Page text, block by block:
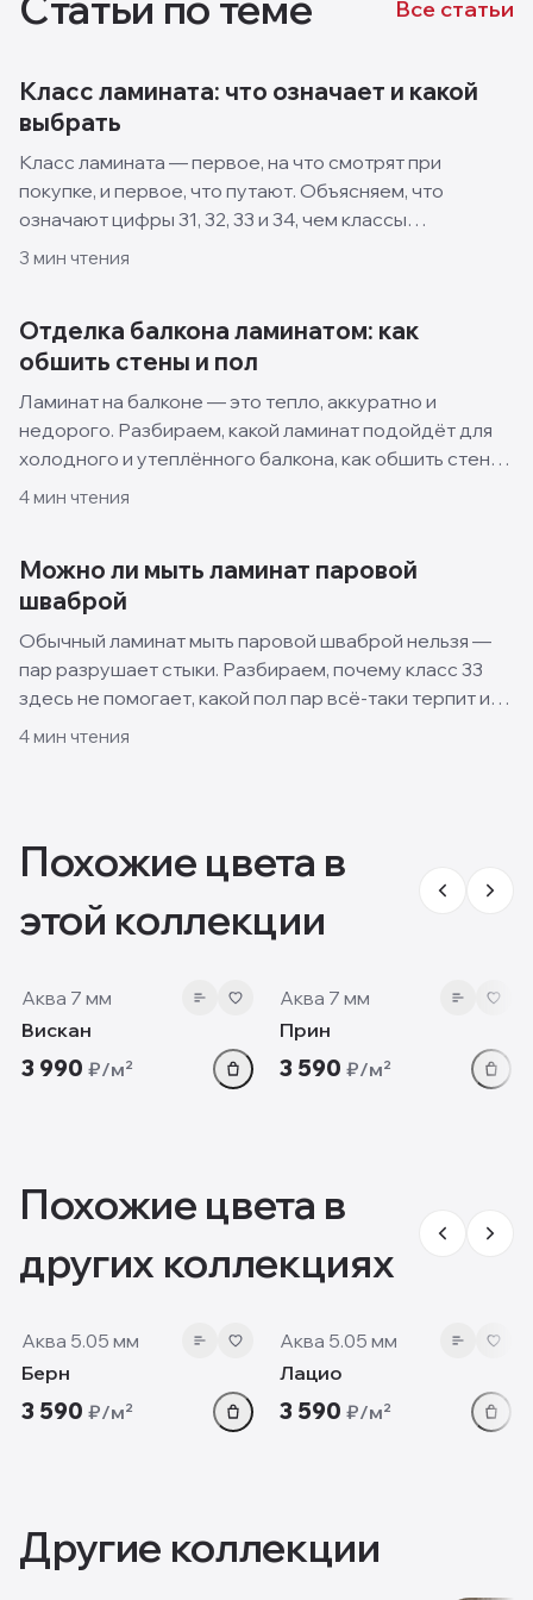
Все статьи
Класс ламината: что означает и какой
выбрать
Класс ламината — первое, на что смотрят при
покупке, и первое, что путают. Объясняем, что
означают цифры 31, 32, 33 и 34, чем классы
отличаются и какой выбрать для квартиры, кухни и
3 мин чтения
Отделка балкона ламинатом: как
обшить стены и пол
Ламинат на балконе — это тепло, аккуратно и
недорого. Разбираем, какой ламинат подойдёт для
холодного и утеплённого балкона, как обшить стены
и пол своими руками и какие решения смотрятся
4мин чтения
Можно ли мыть ламинат паровой
шваброй
Обычный ламинат мыть паровой шваброй нельзя —
пар разрушает стыки. Разбираем, почему класс 33
здесь не помогает, какой пол пар всё-таки терпит и
как правильно ухаживать за ламинатом.
4мин чтения
Похожие цвета в
этой коллекции
Аква 7 мм
Вискан
3 990 ₽/м²
Аква 7 мм
Прин
3 590 ₽/м²
Похожие цвета в
других коллекциях
5.05 мм
Аква 5.05 мм
Берн
3 590 ₽/м²
5.05 мм
Аква 5.05 мм
Лацио
3 590 ₽/м²
Другие коллекции